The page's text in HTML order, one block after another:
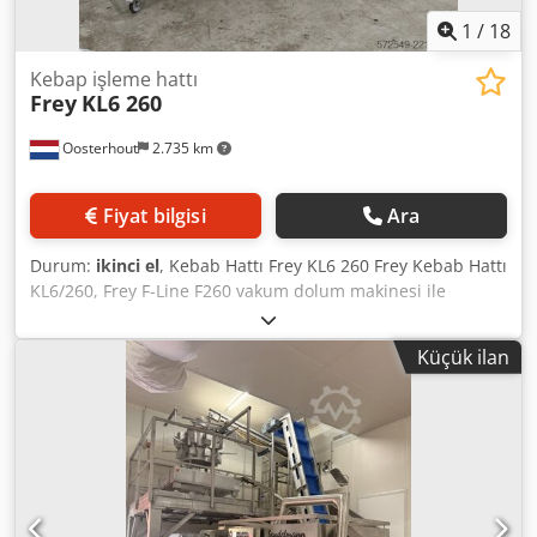
1 / 18
Oosterhout 2.735 km
Kebap işleme hattı
Frey KL6 260
Fiyat bilgisi Ara
Durum: ikinci el, Kebab Hattı Frey KL6 260 Frey Kebab Hattı
KL6/260, Frey F-Line F260 vakum dolum makinesi ile
birleştirildiğinde, endüstriyel kebap üretimi ve et işleme
için güçlü ve profesyonel bir çözümdür. Bu otomatik kebap
üretim hattı dakikada 28 porsiyona kadar üretim yapar ve
100–300 mm çapındaki diskleri işler; bu özelliğiyle döner,
kebap ve şavurma uygulamaları için idealdir. Frey F260
vakum dolum makinesi, saatte 7.300 kg’a kadar hassas ve
tutarlı porsiyonlama sunar. Güçlü vakum teknolojisi,
paslanmaz çelik gövdesi ve kullanıcı dostu dokunmatik
ekran kontrol sistemiyle, yüksek kalite, verimlilik ve
Küçük ilan